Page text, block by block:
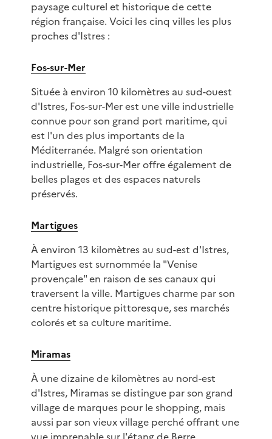
paysage culturel et historique de cette
région française. Voici les cinq villes les plus
proches d'Istres :
Fos-sur-Mer
Située à environ 10 kilomètres au sud-ouest
d'Istres, Fos-sur-Mer est une ville industrielle
connue pour son grand port maritime, qui
est l'un des plus importants de la
Méditerranée. Malgré son orientation
industrielle, Fos-sur-Mer offre également de
belles plages et des espaces naturels
préservés.
Martigues
À environ 13 kilomètres au sud-est d'Istres,
Martigues est surnommée la "Venise
provençale" en raison de ses canaux qui
traversent la ville. Martigues charme par son
centre historique pittoresque, ses marchés
colorés et sa culture maritime.
Miramas
À une dizaine de kilomètres au nord-est
d'Istres, Miramas se distingue par son grand
village de marques pour le shopping, mais
aussi par son vieux village perché offrant une